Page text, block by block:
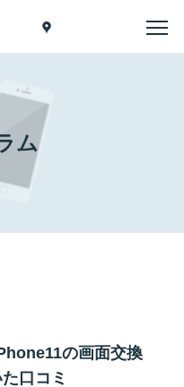
ム
の画面交換
口コミ